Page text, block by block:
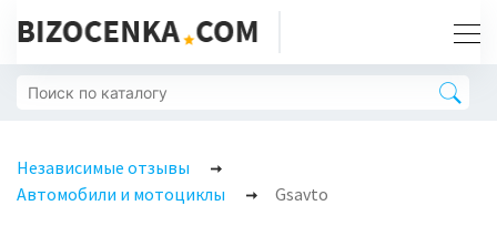
Независимые отзывы
Автомобили и мотоциклы
Gsavto